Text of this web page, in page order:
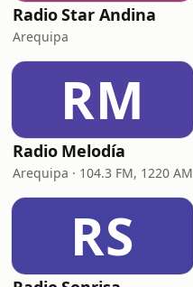
Radio Star Andina
Arequipa
RM
Radio Melodía
Arequipa · 104.3 FM, 1220 AM
RS